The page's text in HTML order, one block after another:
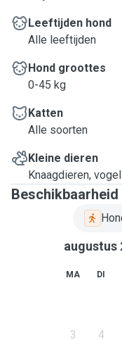
Leeftijden hond
Alle leeftijden
Hond groottes
0-45 kg
Katten
Alle soorten
Kleine dieren
Knaagdieren,
Beschikbaarheid
augustus
MA DI
3 4